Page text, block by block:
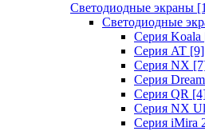
Светодиодные экраны
Светодиодные
Cерия Koala
Серия AT [9]
Серия NX
Серия
Серия QR
Серия NX
Серия iMira